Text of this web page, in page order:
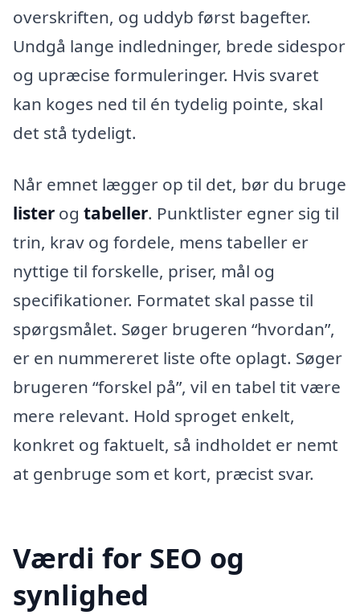
overskriften, og uddyb først bagefter.
Undgå lange indledninger, brede sidespor
og upræcise formuleringer. Hvis svaret
kan koges ned til én tydelig pointe, skal
det stå tydeligt.
Når emnet lægger op til det, bør du bruge
lister og tabeller. Punktlister egner sig til
trin, krav og fordele, mens tabeller er
nyttige til forskelle, priser, mål og
specifikationer. Formatet skal passe til
spørgsmålet. Søger brugeren “hvordan”,
er en nummereret liste ofte oplagt. Søger
brugeren “forskel på”, vil en tabel tit være
mere relevant. Hold sproget enkelt,
konkret og faktuelt, så indholdet er nemt
at genbruge som et kort, præcist svar.
Værdi for SEO og
synlighed